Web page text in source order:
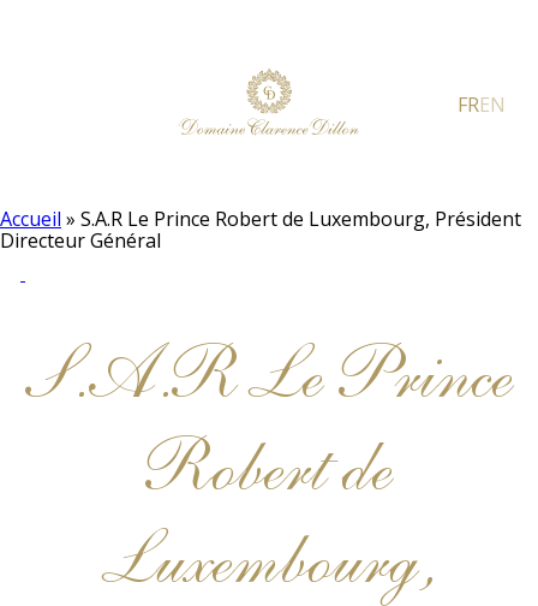
FREN
Accueil » S.A.R Le Prince Robert de Luxembourg, Président
Directeur Général
S.A.R Le Prince
Robert de
Luxembourg,